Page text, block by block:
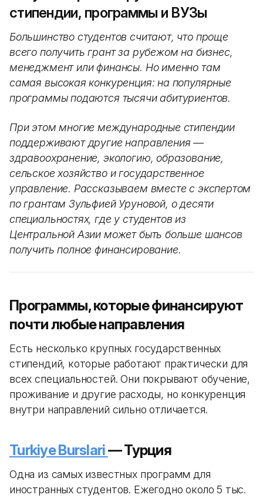
стипендии, программы и ВУЗы
Большинство студентов считают, что проще
всего получить грант за рубежом на бизнес,
менеджмент или финансы. Но именно там
самая высокая конкуренция: на популярные
программы подаются тысячи абитуриентов.
При этом многие международные стипендии
поддерживают другие направления —
здравоохранение, экологию, образование,
сельское хозяйство и государственное
управление. Рассказываем вместе с экспертом
по грантам Зульфией Уруновой, о десяти
специальностях, где у студентов из
Центральной Азии может быть больше шансов
получить полное финансирование.
Программы, которые финансируют
почти любые направления
Есть несколько крупных государственных
стипендий, которые работают практически для
всех специальностей. Они покрывают обучение,
проживание и другие расходы, но конкуренция
внутри направлений сильно отличается.
Turkiye Burslari— Турция
Одна из самых известных программ для
иностранных студентов. Ежегодно около 5 тыс.